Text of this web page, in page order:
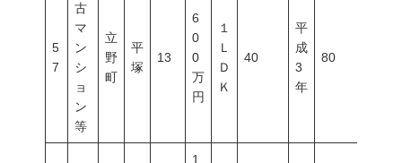
5
7
古
マ
ン
シ
ョ
ン
等
立
野
町
平
塚
13
6
0
0
万
円
１
Ｌ
Ｄ
Ｋ
40
平
成
3
年
80
1